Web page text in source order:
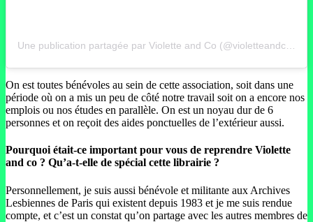
On est toutes bénévoles au sein de cette association, soit dans une
période où on a mis un peu de côté notre travail soit on a encore nos
emplois ou nos études en parallèle. On est un noyau dur de 6
personnes et on reçoit des aides ponctuelles de l’extérieur aussi.
Pourquoi était-ce important pour vous de reprendre Violette
and co ? Qu’a-t-elle de spécial cette librairie ?
Personnellement, je suis aussi bénévole et militante aux Archives
Lesbiennes de Paris qui existent depuis 1983 et je me suis rendue
compte, et c’est un constat qu’on partage avec les autres membres de